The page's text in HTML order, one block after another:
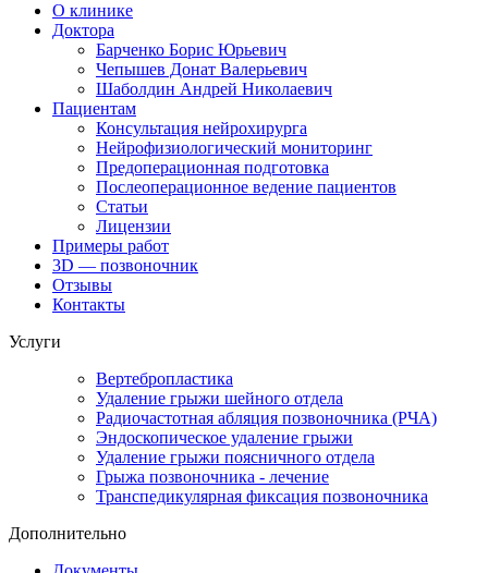
О клинике
Доктора
Барченко Борис Юрьевич
Чепышев Донат Валерьевич
Шаболдин Андрей Николаевич
Пациентам
Консультация нейрохирурга
Нейрофизиологический мониторинг
Предоперационная подготовка
Послеоперационное ведение пациентов
Статьи
Лицензии
Примеры работ
3D — позвоночник
Отзывы
Контакты
Услуги
Вертебропластика
Удаление грыжи шейного отдела
Радиочастотная абляция позвоночника (РЧА)
Эндоскопическое удаление грыжи
Удаление грыжи поясничного отдела
Грыжа позвоночника - лечение
Транспедикулярная фиксация позвоночника
Дополнительно